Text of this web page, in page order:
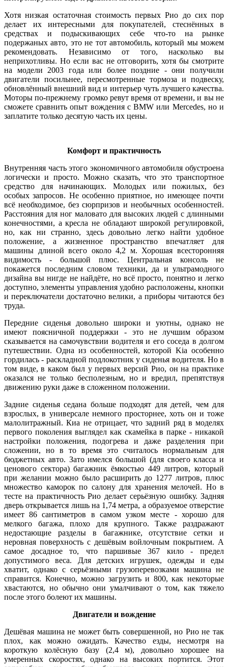
Хотя низкая остаточная стоимость первых Рио до сих пор
делает их интересными для покупателей, стеснённых в
средствах и подыскивающих себе что-то на рынке
подержаных авто, это не тот автомобиль, который мы можем
рекомендовать. Независимо от того, насколько вы
неприхотливы. Но если вас не отговорить, хотя бы смотрите
на модели 2003 года или более поздние - они получили
двигатели посильнее, пересмотренные тормоза и подвеску,
обновлённый внешний вид и интерьер чуть лучшего качества.
Моторы по-прежнему громко ревут время от времени, и вы не
сможете сравнить опыт вождения с BMW или Mercedes, но и
заплатите только десятую часть их цены.
Комфорт и практичность
Внутренняя часть этого экономичного автомобиля обустроена
логически и просто. Можно сказать, что это транспортное
средство для начинающих. Молодых или пожилых, без
особых запросов. Не особенно приятное, но имеющее почти
всё необходимое, без сюрпризов и необычных особенностей.
Расстояния для ног маловато для высоких людей с длинными
конечностями, а кресла не обладают широкой регулировкой,
но, как ни странно, здесь довольно легко найти удобное
положение, а жизненное пространство впечатляет для
машины длиной всего около 4,2 м. Хорошая всесторонняя
видимость - большой плюс. Центральная консоль не
покажется последним словом техники, да и ультрамодного
дизайна вы нигде не найдёте, но всё просто, понятно и легко
доступно, элементы управления удобно расположены, кнопки
и переключатели достаточно велики, а приборы читаются без
труда.
Передние сиденья довольно широки и уютны, однако не
имеют поясничной поддержки - это не лучшим образом
сказывается на самочувствии водителя и его соседа в долгом
путешествии. Одна из особенностей, которой Kia особенно
гордилась - раскладной подлокотник у сиденья водителя. Но в
том виде, в каком был у первых версий Рио, он на практике
оказался не только бесполезным, но и вредил, препятствуя
движению руки даже в сложенном положении.
Задние сиденья седана больше подходят для детей, чем для
взрослых, в универсале немного просторнее, хоть он и тоже
малолитражный. Киа не отрицает, что задний ряд в моделях
первого поколения выглядел как скамейка в парке - никакой
настройки положения, подогрева и даже разделения при
сложении, но в то время это считалось нормальным для
бюджетных авто. Зато имелся большой (для своего класса и
ценового сектора) багажник ёмкостью 449 литров, который
при желании можно было расширить до 1277 литров, плюс
множество каморок по салону для хранения мелочей. Но в
тесте на практичность Рио делает серьёзную ошибку. Задняя
дверь открывается лишь на 1,74 метра, а образуемое отверстие
имеет 86 сантиметров в самом узком месте - хорошо для
мелкого багажа, плохо для крупного. Также раздражают
недостающие разделы в багажнике, отсутствие сетки и
неровная поверхность с дешёвым войлочным покрытием. А
самое досадное то, что паршивые 367 кило - предел
допустимого веса. Для детских игрушек, одежды и еды
хватит, однако с серьёзными грузоперевозками машина не
справится. Конечно, можно загрузить и 800, как некоторые
хвастаются, но обычно они умалчивают о том, как тяжело
после этого болеют их машины.
Двигатели и вождение
Дешёвая машина не может быть совершенной, но Рио не так
плох, как можно ожидать. Качество езды, несмотря на
короткую колёсную базу (2,4 м), довольно хорошее на
умеренных скоростях, однако на высоких портится. Этот